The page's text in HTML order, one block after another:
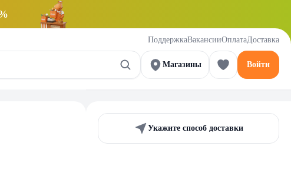
ПоддержкаВакансииОплатаДоставка
Магазины Войти
Укажите способ доставки